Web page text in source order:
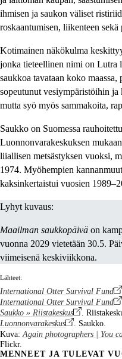
ihmisen ja saukon väliset
roskaantumisen, liikenteen sekä
Kotimainen näkökulma
jonka tieteellinen nimi on Lutra
saukkoa tavataan koko
sopeutunut vesiympäristöihin ja
mutta syö myös sammakoita,
Saukko on Suomessa
Luonnonvarakeskuksen
liiallisen metsästyksen vuoksi,
1974. Myöhempien
kaksinkertaistui vuosien
Lyhyt kuvaus:
Maailman saukkopäivä on
vuonna 2029 vietetään 30.5.
viimeisenä keskiviikkona.
Lähteet:
International Otter Survival Fund
International Otter Survival Fund
Saukko » Riistakeskus
.
Luonnonvarakeskus
. Saukko.
Kuva: Again photographers | You
Flickr.
MENNEET JA TULEVAT